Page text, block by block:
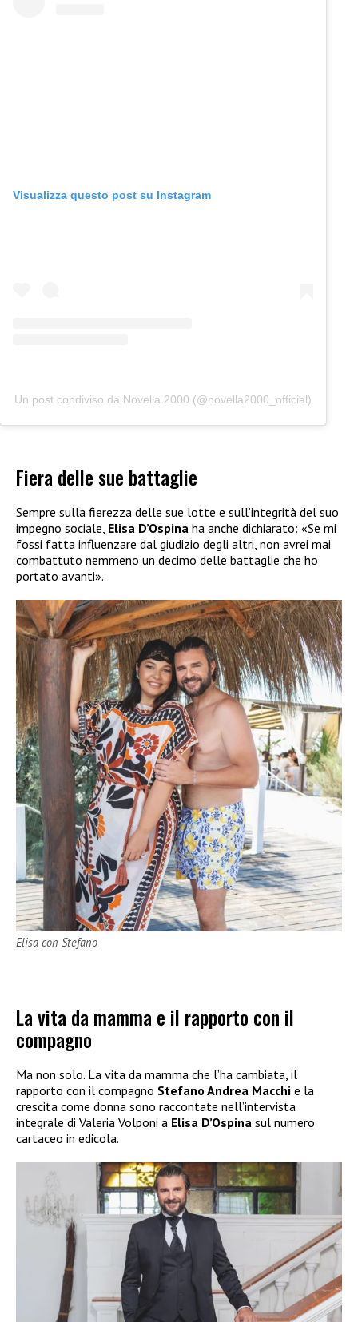
Visualizza questo post su Instagram
Un post condiviso da Novella 2000 (@novella2000_official)
Fiera delle sue battaglie
Sempre sulla fierezza delle sue lotte e sull’integrità del suo
impegno sociale, Elisa D’Ospina ha anche dichiarato: «Se mi
fossi fatta influenzare dal giudizio degli altri, non avrei mai
combattuto nemmeno un decimo delle battaglie che ho
portato avanti».
Elisa con Stefano
La vita da mamma e il rapporto con il
compagno
Ma non solo. La vita da mamma che l’ha cambiata, il
rapporto con il compagno Stefano Andrea Macchi e la
crescita come donna sono raccontate nell’intervista
integrale di Valeria Volponi a Elisa D’Ospina sul numero
cartaceo in edicola.